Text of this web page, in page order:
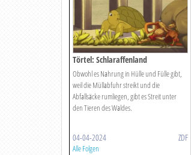
Törtel: Schlaraffenland
Obwohl es Nahrung in Hülle und Fülle gibt,
weil die Müllabfuhr streikt und die
Abfallsäcke rumliegen, gibt es Streit unter
den Tieren des Waldes.
04-04-2024 ZDF
Alle Folgen